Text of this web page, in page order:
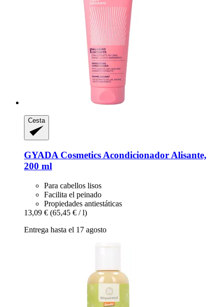
Cesta
GYADA Cosmetics Acondicionador Alisante,
200 ml
Para cabellos lisos
Facilita el peinado
Propiedades antiestáticas
13,09 € (65,45 € / l)
Entrega hasta el 17 agosto